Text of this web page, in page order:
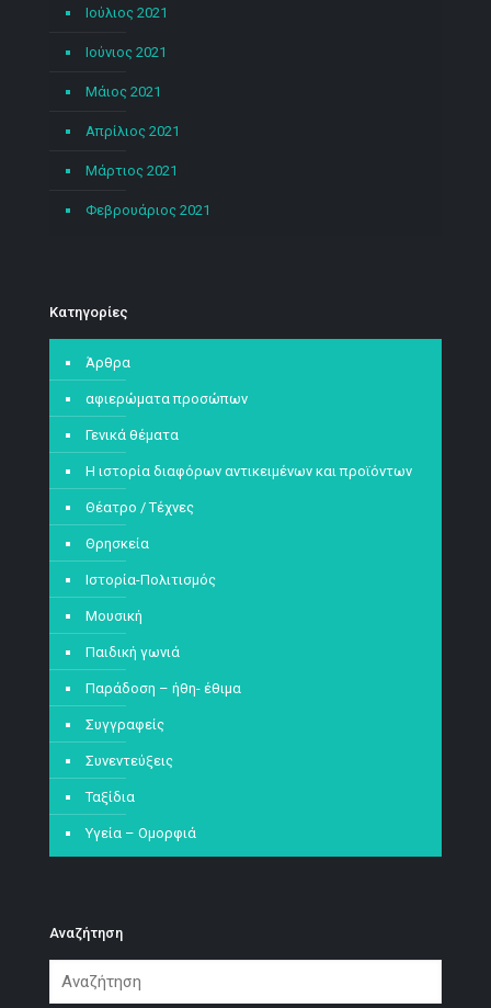
Ιούλιος 2021
Ιούνιος 2021
Μάιος 2021
Απρίλιος 2021
Μάρτιος 2021
Φεβρουάριος 2021
Kατηγορίες
Άρθρα
αφιερώματα προσώπων
Γενικά θέματα
Η ιστορία διαφόρων αντικειμένων και προϊόντων
Θέατρο / Τέχνες
Θρησκεία
Ιστορία-Πολιτισμός
Μουσική
Παιδική γωνιά
Παράδοση – ήθη- έθιμα
Συγγραφείς
Συνεντεύξεις
Ταξίδια
Υγεία – Ομορφιά
Αναζήτηση